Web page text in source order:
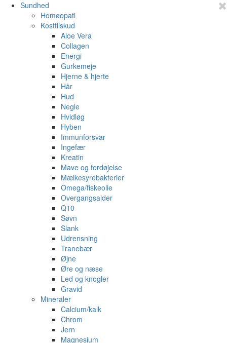
Sundhed
Homøopati
Kosttilskud
Aloe Vera
Collagen
Energi
Gurkemeje
Hjerne & hjerte
Hår
Hud
Negle
Hvidløg
Hyben
Immunforsvar
Ingefær
Kreatin
Mave og fordøjelse
Mælkesyrebakterier
Omega/fiskeolie
Overgangsalder
Q10
Søvn
Slank
Udrensning
Tranebær
Øjne
Øre og næse
Led og knogler
Gravid
Mineraler
Calcium/kalk
Chrom
Jern
Magnesium